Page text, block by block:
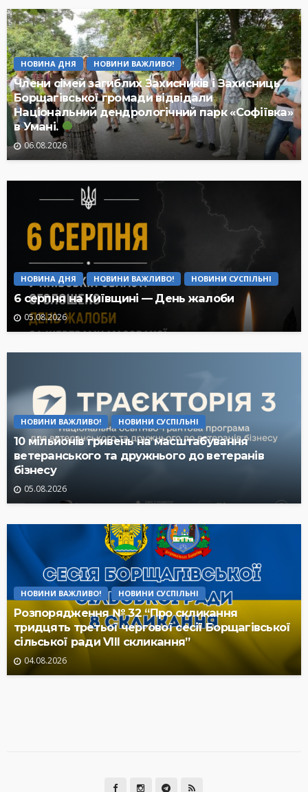
НОВИНА ДНЯ НОВИНИ ВАЖЛИВО!
Члени сімей загиблих Захисників і Захисниць
Борщагівської громади відвідали
Національний дендрологічний парк «Софіївка»
в Умані.
06.08.2026
НОВИНА ДНЯ НОВИНИ ВАЖЛИВО! НОВИНИ СУСПІЛЬНІ
6 серпня на Київщині — День жалоби
05.08.2026
НОВИНИ ВАЖЛИВО! НОВИНИ СУСПІЛЬНІ
10 мільйонів гривень на масштабування
ветеранського та дружнього до ветеранів
бізнесу
05.08.2026
НОВИНИ ВАЖЛИВО! НОВИНИ СУСПІЛЬНІ
Розпорядження № 32 “Про скликання
тридцять третьої чергової сесії Борщагівської
сільської ради VIII скликання”
04.08.2026